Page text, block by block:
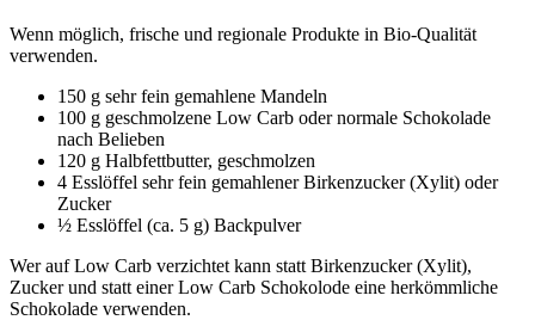
Wenn möglich, frische und regionale Produkte in Bio-Qualität
verwenden.
150 g sehr fein gemahlene Mandeln
100 g geschmolzene Low Carb oder normale Schokolade
nach Belieben
120 g Halbfettbutter, geschmolzen
4 Esslöffel sehr fein gemahlener Birkenzucker (Xylit) oder
Zucker
½ Esslöffel (ca. 5 g) Backpulver
Wer auf Low Carb verzichtet kann statt Birkenzucker (Xylit),
Zucker und statt einer Low Carb Schokolode eine herkömmliche
Schokolade verwenden.